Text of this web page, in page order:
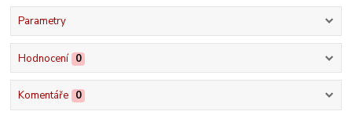
Parametry
Hodnocení 0
Komentáře 0